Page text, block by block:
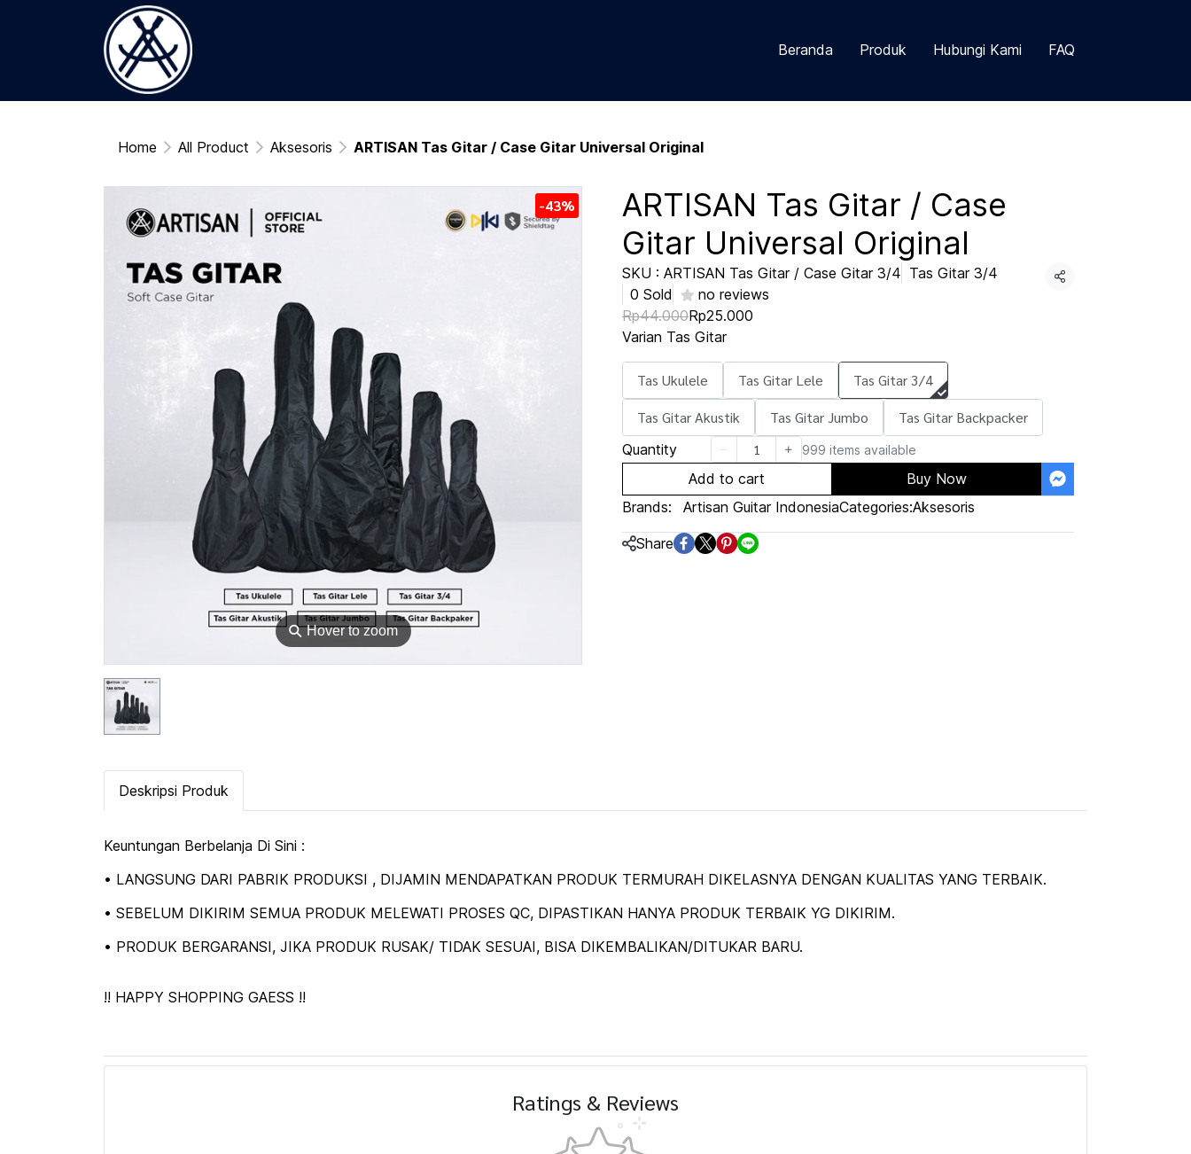
Beranda Produk Hubungi Kami FAQ
Home All Product Aksesoris ARTISAN Tas Gitar / Case Gitar Universal Original
⚲Hover to zoom
-43%
ARTISAN Tas Gitar / Case
Gitar Universal Original
SKU : ARTISAN Tas Gitar / Case Gitar 3/4 Tas Gitar 3/4
0 Sold
no reviews
Share
Rp44.000Rp25.000
Varian Tas Gitar
Tas Ukulele Tas Gitar Lele
Tas Gitar 3/4
Tas Gitar Akustik
Tas Gitar Jumbo Tas Gitar Backpacker
Quantity 999 items available
Add to cart
Buy Now
Brands:
Artisan Guitar IndonesiaCategories:Aksesoris
Share
Deskripsi Produk
Keuntungan Berbelanja Di Sini :
• LANGSUNG DARI PABRIK PRODUKSI , DIJAMIN MENDAPATKAN PRODUK TERMURAH DIKELASNYA DENGAN KUALITAS YANG TERBAIK.
• SEBELUM DIKIRIM SEMUA PRODUK MELEWATI PROSES QC, DIPASTIKAN HANYA PRODUK TERBAIK YG DIKIRIM.
• PRODUK BERGARANSI, JIKA PRODUK RUSAK/ TIDAK SESUAI, BISA DIKEMBALIKAN/DITUKAR BARU.
!! HAPPY SHOPPING GAESS !!
Ratings & Reviews